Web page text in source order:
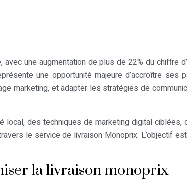
une augmentation de plus de 22% du chiffre
une opportunité majeure d’accroître ses
marketing, et adapter les stratégies de
local, des techniques de marketing digital
le service de livraison Monoprix. L’objectif
la livraison monoprix